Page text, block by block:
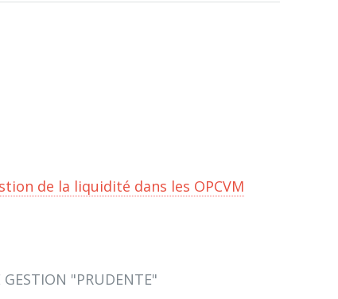
de la liquidité dans les OPCVM
"PRUDENTE"